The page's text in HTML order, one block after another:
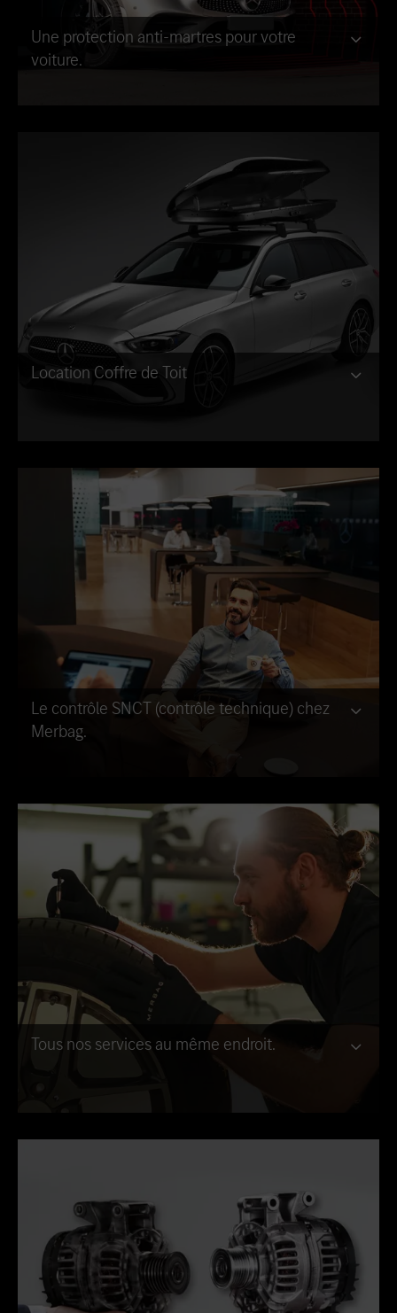
Une protection anti-martres pour votre
voiture.
Location Coffre de Toit
Le contrôle SNCT (contrôle technique) chez
Merbag.
Tous nos services au même endroit.